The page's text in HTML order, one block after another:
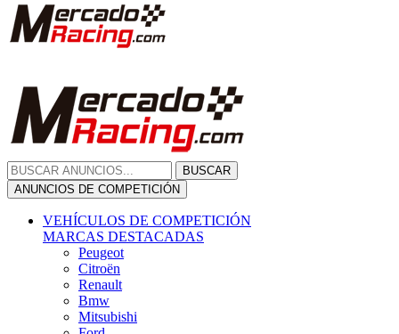
BUSCAR
ANUNCIOS DE COMPETICIÓN
VEHÍCULOS DE COMPETICIÓN
MARCAS DESTACADAS
Peugeot
Citroën
Renault
Bmw
Mitsubishi
Ford
Porsche